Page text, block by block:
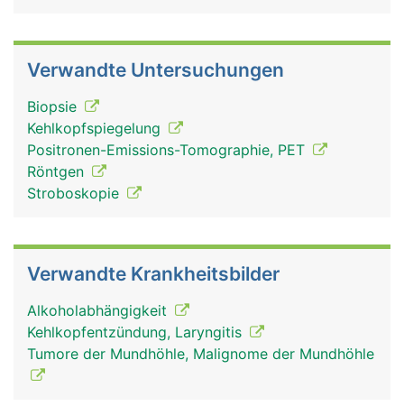
Verwandte Untersuchungen
Biopsie
Kehlkopfspiegelung
Positronen-Emissions-Tomographie, PET
Röntgen
Stroboskopie
Verwandte Krankheitsbilder
Alkoholabhängigkeit
Kehlkopfentzündung, Laryngitis
Tumore der Mundhöhle, Malignome der Mundhöhle